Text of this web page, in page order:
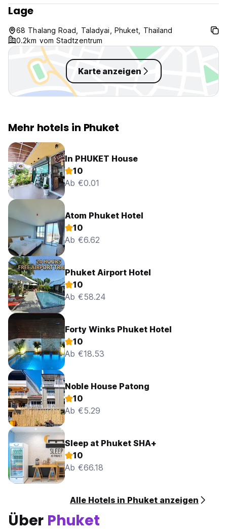
Lage
68 Thalang Road, Taladyai, Phuket, Thailand
0.2km vom Stadtzentrum
Karte anzeigen
Mehr hotels in Phuket
In PHUKET House
10
Ab €0.01
Atom Phuket Hotel
10
Ab €6.62
Phuket Airport Hotel
10
Ab €58.24
Forty Winks Phuket Hotel
10
Ab €18.53
Noble House Patong
10
Ab €5.29
Sleep at Phuket SHA+
10
Ab €66.18
Alle Hotels in Phuket anzeigen
Über Phuket